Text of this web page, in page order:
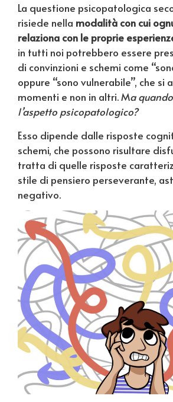
La questione psicopatologica
risiede nella modalità con cui
relaziona con le proprie
in tutti noi potrebbero essere
di convinzioni e schemi come
oppure “sono vulnerabile”, che si
momenti e non in altri. Ma
l’aspetto psicopatologico?
Esso dipende dalle risposte
schemi, che possono risultare
tratta di quelle risposte
stile di pensiero perseverante,
negativo.